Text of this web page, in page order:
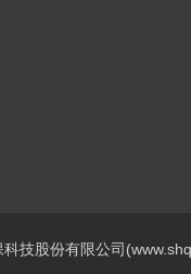
科技股份有限公司